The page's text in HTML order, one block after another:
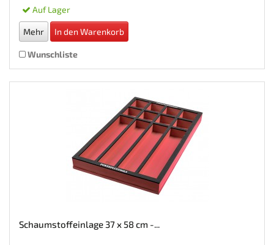
Auf Lager
Mehr In den Warenkorb
Wunschliste
Schaumstoffeinlage 37 x 58 cm -...